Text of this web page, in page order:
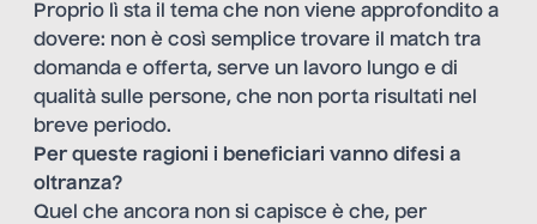
Proprio lì sta il tema che non viene approfondito a
dovere: non è così semplice trovare il match tra
domanda e offerta, serve un lavoro lungo e di
qualità sulle persone, che non porta risultati nel
breve periodo.
Per queste ragioni i beneficiari vanno difesi a
oltranza?
Quel che ancora non si capisce è che, per